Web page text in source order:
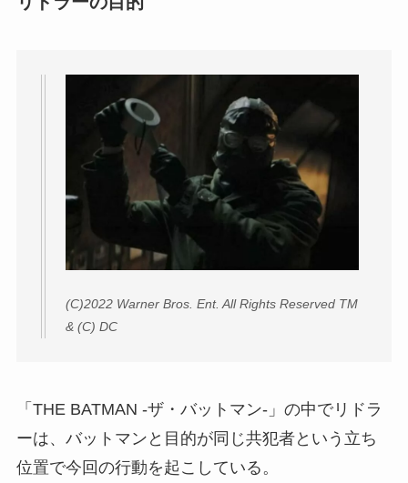
(C)2022 Warner Bros. Ent. All Rights Reserved TM
& (C) DC
「THE BATMAN -ザ・バットマン-」の中でリドラ
ーは、バットマンと目的が同じ共犯者という立ち
位置で今回の行動を起こしている。